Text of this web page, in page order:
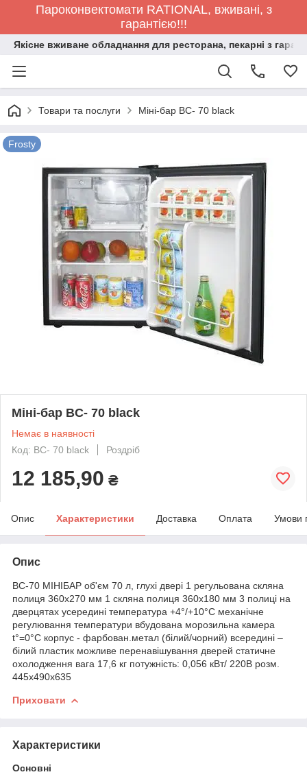
Пароконвектомати RATIONAL, вживані, з
гарантією!!!
Якісне вживане обладнання для ресторана, пекарні з
Товари та послуги Міні-бар BC- 70 black
Frosty
Міні-бар BC- 70 black
Немає в наявності
Код: BC- 70 black
Роздріб
12 185,90 ₴
Опис Характеристики Доставка Оплата Умови
Опис
BC-70 МІНІБАР об'єм 70 л, глухі двері 1 регульована скляна
полиця 360х270 мм 1 скляна полиця 360х180 мм 3 полиці на
дверцятах усередині температура +4°/+10°C механічне
регулювання температури вбудована морозильна камера
t°=0°C корпус - фарбован.метал (білий/чорний) всередині –
білий пластик можливе перенавішування дверей статичне
охолодження вага 17,6 кг потужність: 0,056 кВт/ 220В розм.
445х490х635
Приховати
Характеристики
Основні